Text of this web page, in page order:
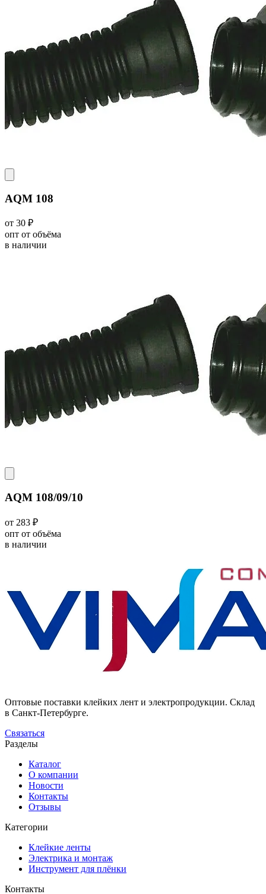
AQM 108
от 30 ₽
опт от объёма
в наличии
AQM 108/09/10
от 283 ₽
опт от объёма
в наличии
Оптовые поставки клейких лент и электропродукции. Склад
в Санкт-Петербурге.
Связаться
Разделы
Каталог
О компании
Новости
Контакты
Отзывы
Категории
Клейкие ленты
Электрика и монтаж
Инструмент для плёнки
Контакты